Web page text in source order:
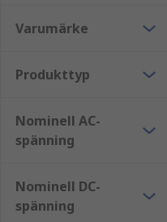
Varumärke
Produkttyp
Nominell AC-
spänning
Nominell DC-
spänning